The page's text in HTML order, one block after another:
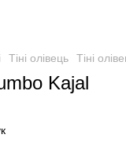
Тіні олівець Тіні
Kajal